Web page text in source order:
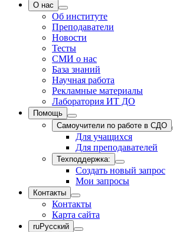
О нас
Об институте
Преподаватели
Новости
Тесты
СМИ о нас
База знаний
Научная работа
Рекламные материалы
Лаборатория ИТ ДО
Помощь
Самоучители по работе в СДО
Для учащихся
Для преподавателей
Техподдержка:
Создать новый запрос
Мои запросы
Контакты
Контакты
Карта сайта
ruРусский